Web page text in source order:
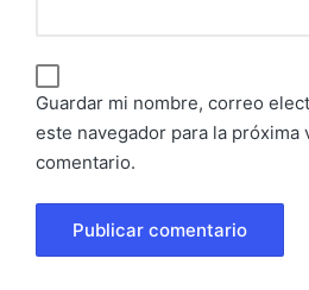
Guardar mi nombre, correo
este navegador para la próxima
comentario.